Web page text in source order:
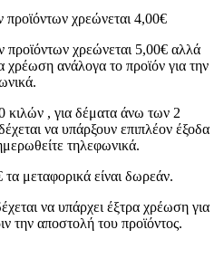
χρεώνεται 4,00€
προϊόντων χρεώνεται 5,00€ αλλά
χρέωση ανάλογα το προϊόν για την
κιλών , για δέματα άνω των 2
να υπάρξουν επιπλέον έξοδα
τηλεφωνικά.
μεταφορικά είναι δωρεάν.
να υπάρχει έξτρα χρέωση για
την αποστολή του προϊόντος.